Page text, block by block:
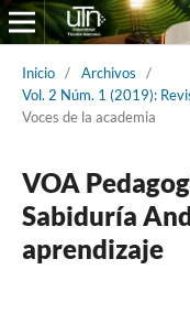
Inicio / Archivos
/
Vol. 2 Núm. 1 (2019):
Voces de la academia
VOA
Sabiduría
aprendizaje